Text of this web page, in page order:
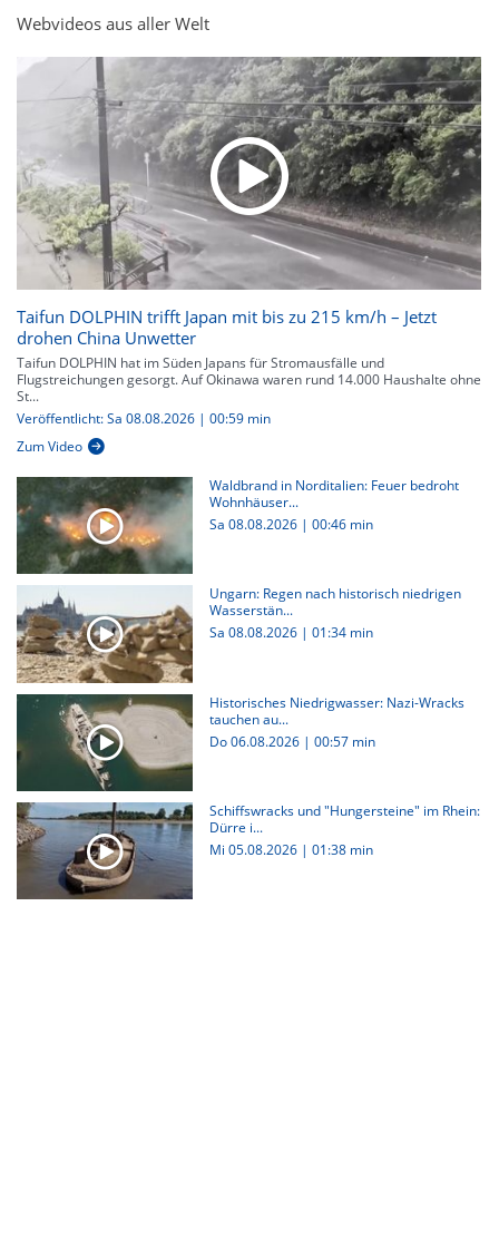
Webvideos aus aller Welt
Taifun DOLPHIN trifft Japan mit bis zu 215 km/h – Jetzt
drohen China Unwetter
Taifun DOLPHIN hat im Süden Japans für Stromausfälle und
Flugstreichungen gesorgt. Auf Okinawa waren rund 14.000 Haushalte ohne
St...
Veröffentlicht: Sa 08.08.2026 | 00:59 min
Zum Video
Waldbrand in Norditalien: Feuer bedroht
Wohnhäuser...
Sa 08.08.2026 | 00:46 min
Ungarn: Regen nach historisch niedrigen
Wasserstän...
Sa 08.08.2026 | 01:34 min
Historisches Niedrigwasser: Nazi-Wracks
tauchen au...
Do 06.08.2026 | 00:57 min
Schiffswracks und "Hungersteine" im Rhein:
Dürre i...
Mi 05.08.2026 | 01:38 min